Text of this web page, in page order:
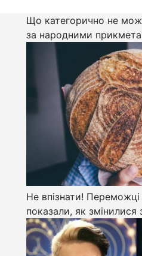
Що категорично не
за народними
Не впізнати!
показали, як змінилися